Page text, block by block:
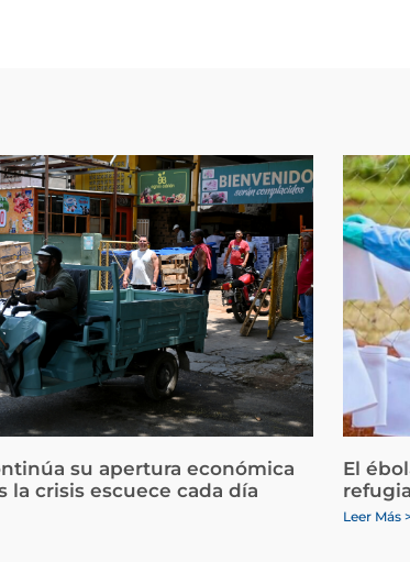
su apertura económica
la crisis escuece cada día
El
Leer Más